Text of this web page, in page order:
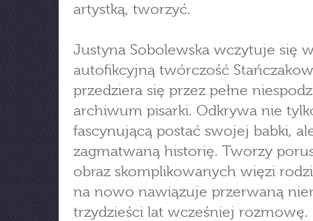
artystką, tworzyć.
Justyna Sobolewska wczytuje się
autofikcyjną twórczość
przedziera się przez pełne
archiwum pisarki. Odkrywa nie
fascynującą postać swojej babki,
zagmatwaną historię. Tworzy
obraz skomplikowanych więzi
na nowo nawiązuje przerwaną
trzydzieści lat wcześniej rozmowę.